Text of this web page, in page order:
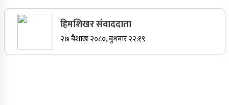
सर्वोच्चले खारेज गर्‍यो दानबहादुर बुढाको रिट,
पदमुक्तिको निर्णय कायम
हिमशिखर संवाददाता
२७ बैशाख २०८०, बुधबार २२:१९